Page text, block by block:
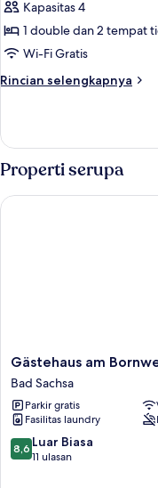
cleaning
fee
EUR)
foto
untuk
Kamar
(incl.
10
Kapasitas 4
1 double dan 2 tempat
Wi-Fi Gratis
Rincian selengkapnya
Rincian
Kamar
(incl.
cleaning
fee
10
Properti serupa
Gästehaus
am
Bornweg
Bad
Sachsa
Gästehaus am
Bad Sachsa
Parkir gratis
Fasilitas laundry
8.6
dari
8,6 Luar Biasa
11 ulasan
Gästehaus am Bornweg